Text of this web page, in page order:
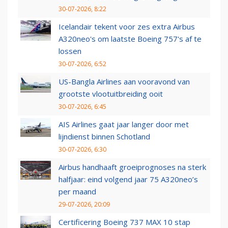
30-07-2026, 8:22
Icelandair tekent voor zes extra Airbus
A320neo's om laatste Boeing 757's af te
lossen
30-07-2026, 6:52
US-Bangla Airlines aan vooravond van
grootste vlootuitbreiding ooit
30-07-2026, 6:45
AIS Airlines gaat jaar langer door met
lijndienst binnen Schotland
30-07-2026, 6:30
Airbus handhaaft groeiprognoses na sterk
halfjaar: eind volgend jaar 75 A320neo’s
per maand
29-07-2026, 20:09
Certificering Boeing 737 MAX 10 stap